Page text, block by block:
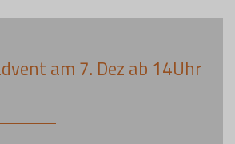
am 7. Dez ab 14Uhr